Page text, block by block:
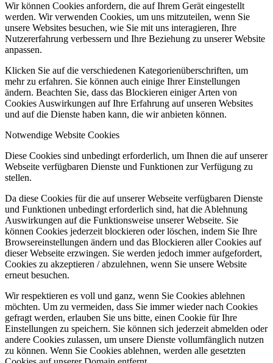
Wir können Cookies anfordern, die auf Ihrem Gerät eingestellt
werden. Wir verwenden Cookies, um uns mitzuteilen, wenn Sie
unsere Websites besuchen, wie Sie mit uns interagieren, Ihre
Nutzererfahrung verbessern und Ihre Beziehung zu unserer Website
anpassen.
Klicken Sie auf die verschiedenen Kategorienüberschriften, um
mehr zu erfahren. Sie können auch einige Ihrer Einstellungen
ändern. Beachten Sie, dass das Blockieren einiger Arten von
Cookies Auswirkungen auf Ihre Erfahrung auf unseren Websites
und auf die Dienste haben kann, die wir anbieten können.
Notwendige Website Cookies
Diese Cookies sind unbedingt erforderlich, um Ihnen die auf unserer
Webseite verfügbaren Dienste und Funktionen zur Verfügung zu
stellen.
Da diese Cookies für die auf unserer Webseite verfügbaren Dienste
und Funktionen unbedingt erforderlich sind, hat die Ablehnung
Auswirkungen auf die Funktionsweise unserer Webseite. Sie
können Cookies jederzeit blockieren oder löschen, indem Sie Ihre
Browsereinstellungen ändern und das Blockieren aller Cookies auf
dieser Webseite erzwingen. Sie werden jedoch immer aufgefordert,
Cookies zu akzeptieren / abzulehnen, wenn Sie unsere Website
erneut besuchen.
Wir respektieren es voll und ganz, wenn Sie Cookies ablehnen
möchten. Um zu vermeiden, dass Sie immer wieder nach Cookies
gefragt werden, erlauben Sie uns bitte, einen Cookie für Ihre
Einstellungen zu speichern. Sie können sich jederzeit abmelden oder
andere Cookies zulassen, um unsere Dienste vollumfänglich nutzen
zu können. Wenn Sie Cookies ablehnen, werden alle gesetzten